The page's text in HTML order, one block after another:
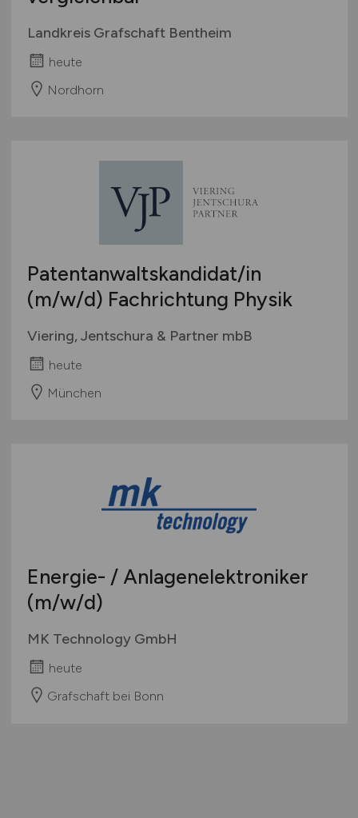
Landkreis Grafschaft Bentheim
heute
Nordhorn
Patentanwaltskandidat/in
(m/w/d) Fachrichtung Physik
Viering, Jentschura & Partner mbB
heute
München
Energie- / Anlagenelektroniker
(m/w/d)
MK Technology GmbH
heute
Grafschaft bei Bonn